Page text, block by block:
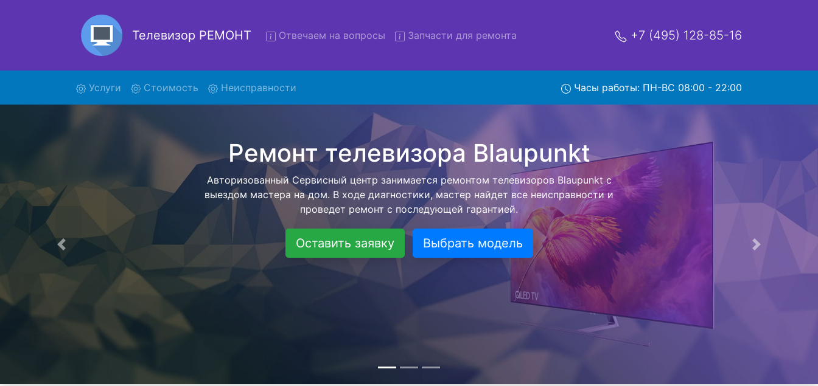
Телевизор РЕМОНТ Отвечаем на вопросы Запчасти для ремонта +7 (495) 128-85-16
Услуги (current)Стоимость Неисправности Часы работы: ПН-ВС 08:00 - 22:00
Ремонт телевизоров Blaupunkt с вывозом
в сервис
Ремонт телевизоров Blaupunkt с вывозом в сервисный центр и обратно - с
помощью нашей бесплатной услуги, специалист заберет Ваш телевизор для
дальнейшего более детального ремонта. Оговоренная стоимость ремонта
останется неизменно при возвращении видеотехники обратно.
Оставить заявку Выбрать модель
Предыдущая Следующая